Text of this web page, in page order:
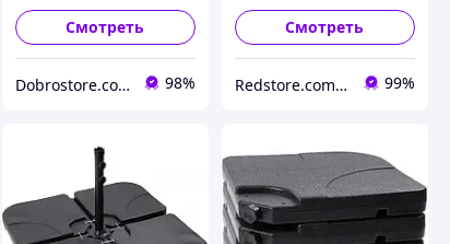
Смотреть
Dobrostore.com.ua 98%
Смотреть
Redstore.com.ua 99%